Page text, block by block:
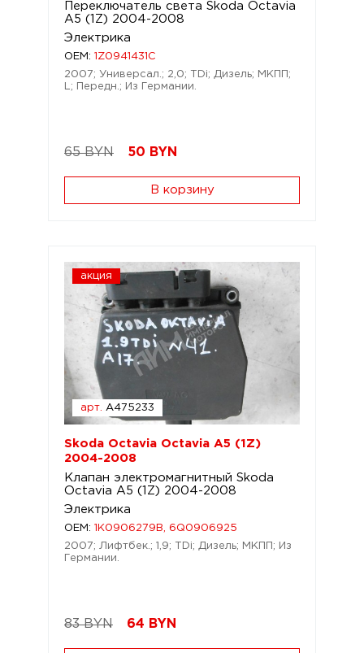
Переключатель света Skoda Octavia
A5 (1Z) 2004-2008
Электрика
OEM: 1Z0941431C
2007; Универсал.; 2,0; TDi; Дизель; МКПП;
L; Передн.; Из Германии.
65 BYN 50 BYN
В корзину
акция
арт. A475233
Skoda Octavia Octavia A5 (1Z)
2004-2008
Клапан электромагнитный Skoda
Octavia A5 (1Z) 2004-2008
Электрика
OEM: 1K0906279B, 6Q0906925
2007; Лифтбек.; 1,9; TDi; Дизель; МКПП; Из
Германии.
83 BYN 64 BYN